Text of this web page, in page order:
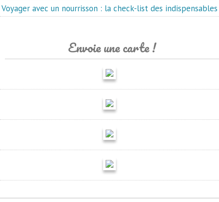
Voyager avec un nourrisson : la check-list des indispensables
Envoie une carte !